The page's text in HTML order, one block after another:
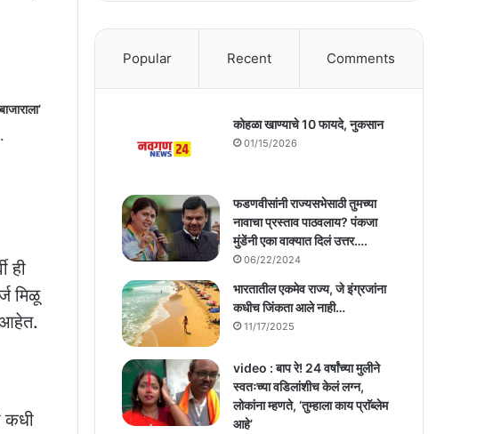
ही
मिळू
आहेत.
कधी
Popular Recent Comments
कोहळा खाण्याचे 10 फायदे, नुकसान
01/15/2026
फडणवीसांनी राज्यसभेसाठी तुमच्या
नावाचा प्रस्ताव पाठवलाय? पंकजा
मुंडेंनी एका वाक्यात दिलं उत्तर….
06/22/2024
भारतातील एकमेव राज्य, जे इंग्रजांना
कधीच जिंकता आले नाही…
11/17/2025
video : बाप रे! 24 वर्षांच्या मुलीने
स्वतःच्या वडिलांशीच केलं लग्न,
लोकांना म्हणते, ‘तुम्हाला काय प्राॅब्लेम
आहे’